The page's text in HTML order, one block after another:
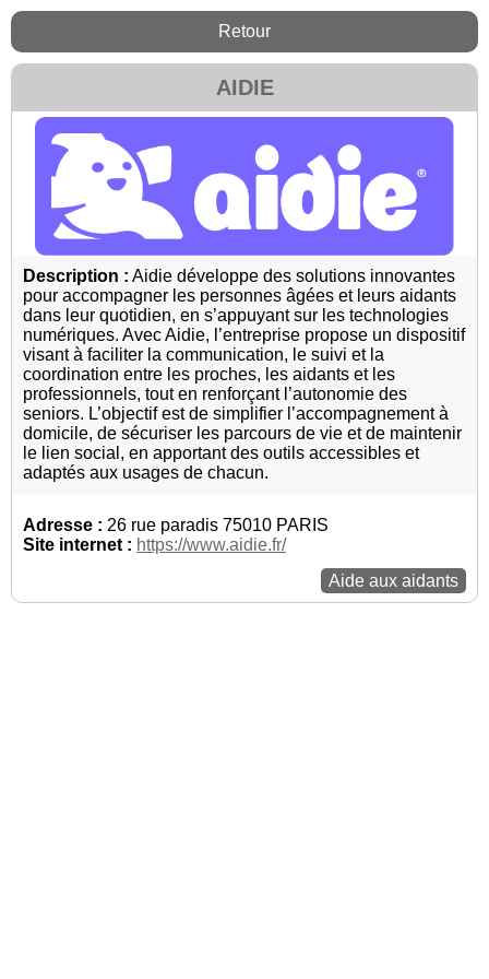
Retour
AIDIE
Description : Aidie développe des solutions innovantes
pour accompagner les personnes âgées et leurs aidants
dans leur quotidien, en s’appuyant sur les technologies
numériques. Avec Aidie, l’entreprise propose un dispositif
visant à faciliter la communication, le suivi et la
coordination entre les proches, les aidants et les
professionnels, tout en renforçant l’autonomie des
seniors. L’objectif est de simplifier l’accompagnement à
domicile, de sécuriser les parcours de vie et de maintenir
le lien social, en apportant des outils accessibles et
adaptés aux usages de chacun.
Adresse : 26 rue paradis 75010 PARIS
Site internet : https://www.aidie.fr/
Aide aux aidants